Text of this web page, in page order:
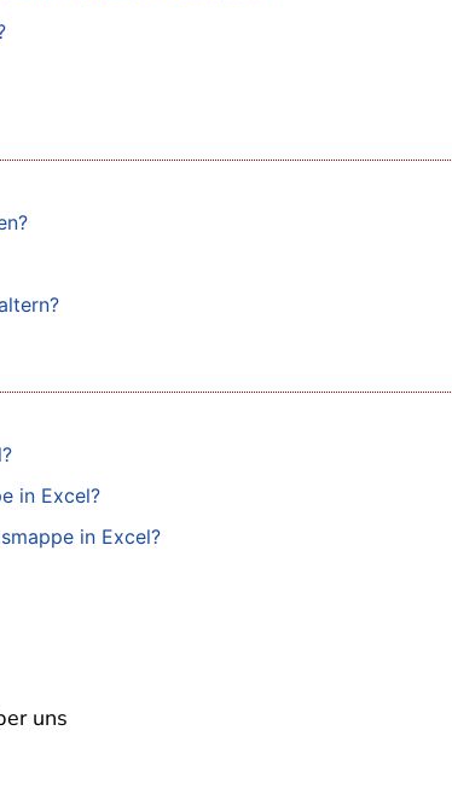
in Excel?
in Excel?
uns